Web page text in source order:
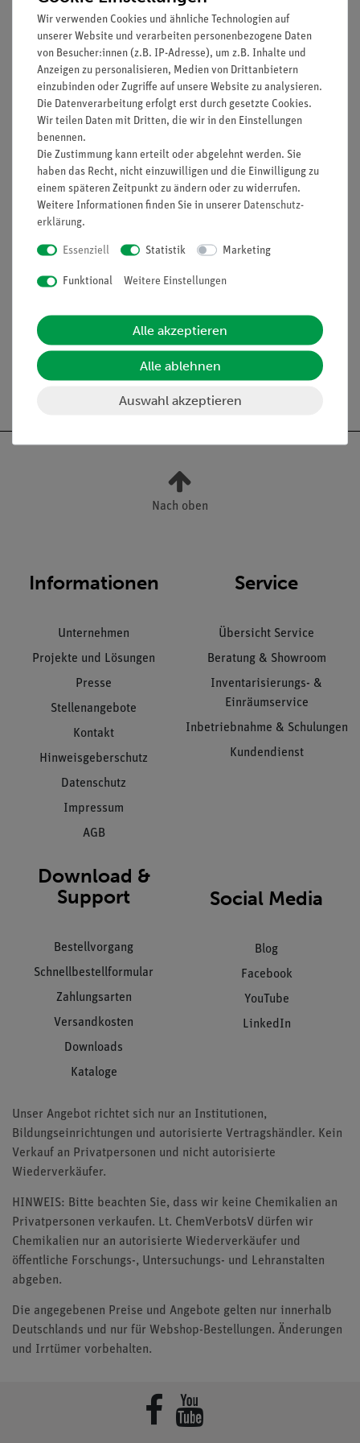
reversible Brennstoffzelle:
Elektrolysebetrieb: 1.16 W
Gasproduktion 5 cm³/min H2, 2.5 cm³/min O2
Brennstoffzellenbetrieb:
H2/O2: 300 mW
H2/Luft: 100 mW
Gasspeicher: H2 / O2: je 30 cm³
Solarmodul:
max. Spannung: 2,0 V
max. Stromstärke 600 mA
Größe L x H x B: 260 mm x 100 mm x 115 mm
Fahrzeit ca. 8 min
Media / Downloads
Nach oben
Informationen
Unternehmen
Projekte und Lösungen
Presse
Stellenangebote
Kontakt
Hinweisgeberschutz
Datenschutz
Impressum
AGB
Service
Übersicht Service
Beratung & Showroom
Inventarisierungs- &
Einräumservice
Inbetriebnahme & Schulungen
Kundendienst
Download &
Support
Bestellvorgang
Schnellbestellformular
Zahlungsarten
Versandkosten
Downloads
Kataloge
Social Media
Blog
Facebook
YouTube
LinkedIn
Unser Angebot richtet sich nur an Institutionen,
Bildungseinrichtungen und autorisierte Vertragshändler. Kein
Verkauf an Privatpersonen und nicht autorisierte
Wiederverkäufer.
HINWEIS: Bitte beachten Sie, dass wir keine Chemikalien an
Privatpersonen verkaufen. Lt. ChemVerbotsV dürfen wir
Chemikalien nur an autorisierte Wiederverkäufer und
öffentliche Forschungs-, Untersuchungs- und Lehranstalten
abgeben.
Die angegebenen Preise und Angebote gelten nur innerhalb
Deutschlands und nur für Webshop-Bestellungen. Änderungen
und Irrtümer vorbehalten.
Wir verwenden Cookies und ähnliche Technologien auf
unserer Website und verarbeiten personenbezogene Daten
von Besucher:innen (z.B. IP-Adresse), um z.B. Inhalte und
Anzeigen zu personalisieren, Medien von Drittanbietern
einzubinden oder Zugriffe auf unsere Website zu analysieren.
Die Datenverarbeitung erfolgt erst durch gesetzte Cookies.
Wir teilen Daten mit Dritten, die wir in den Einstellungen
benennen.
Die Zustimmung kann erteilt oder abgelehnt werden. Sie
haben das Recht, nicht einzuwilligen und die Einwilligung zu
einem späteren Zeitpunkt zu ändern oder zu widerrufen.
Weitere Informationen finden Sie in unserer Daten­schutz­
erklärung.
Essenziell Statistik Marketing
Funktional Weitere Einstellungen
Alle akzeptieren
Alle ablehnen
Auswahl akzeptieren